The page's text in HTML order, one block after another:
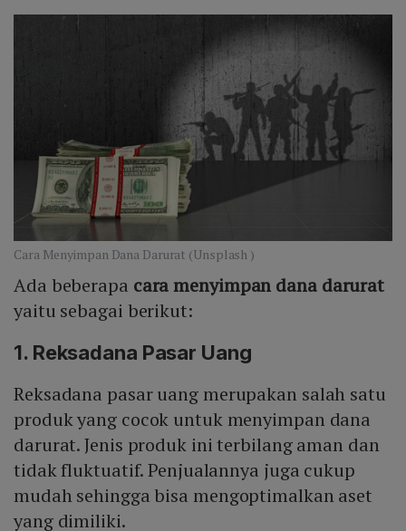
Cara Menyimpan Dana Darurat (Unsplash )
Ada beberapa cara menyimpan dana darurat
yaitu sebagai berikut:
1. Reksadana Pasar Uang
Reksadana pasar uang merupakan salah satu
produk yang cocok untuk menyimpan dana
darurat. Jenis produk ini terbilang aman dan
tidak fluktuatif. Penjualannya juga cukup
mudah sehingga bisa mengoptimalkan aset
yang dimiliki.